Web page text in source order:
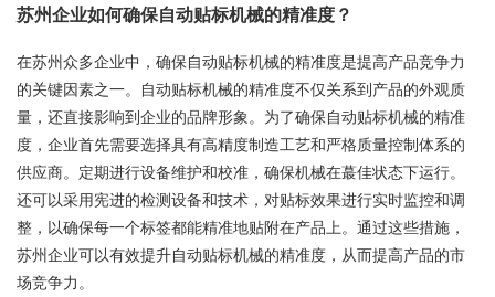
苏州企业如何确保自动贴标机械的精准度？
在苏州众多企业中，确保自动贴标机械的精准度是提高产品竞争力
的关键因素之一。自动贴标机械的精准度不仅关系到产品的外观质
量，还直接影响到企业的品牌形象。为了确保自动贴标机械的精准
度，企业首先需要选择具有高精度制造工艺和严格质量控制体系的
供应商。定期进行设备维护和校准，确保机械在蕞佳状态下运行。
还可以采用宪进的检测设备和技术，对贴标效果进行实时监控和调
整，以确保每一个标签都能精准地贴附在产品上。通过这些措施，
苏州企业可以有效提升自动贴标机械的精准度，从而提高产品的市
场竞争力。